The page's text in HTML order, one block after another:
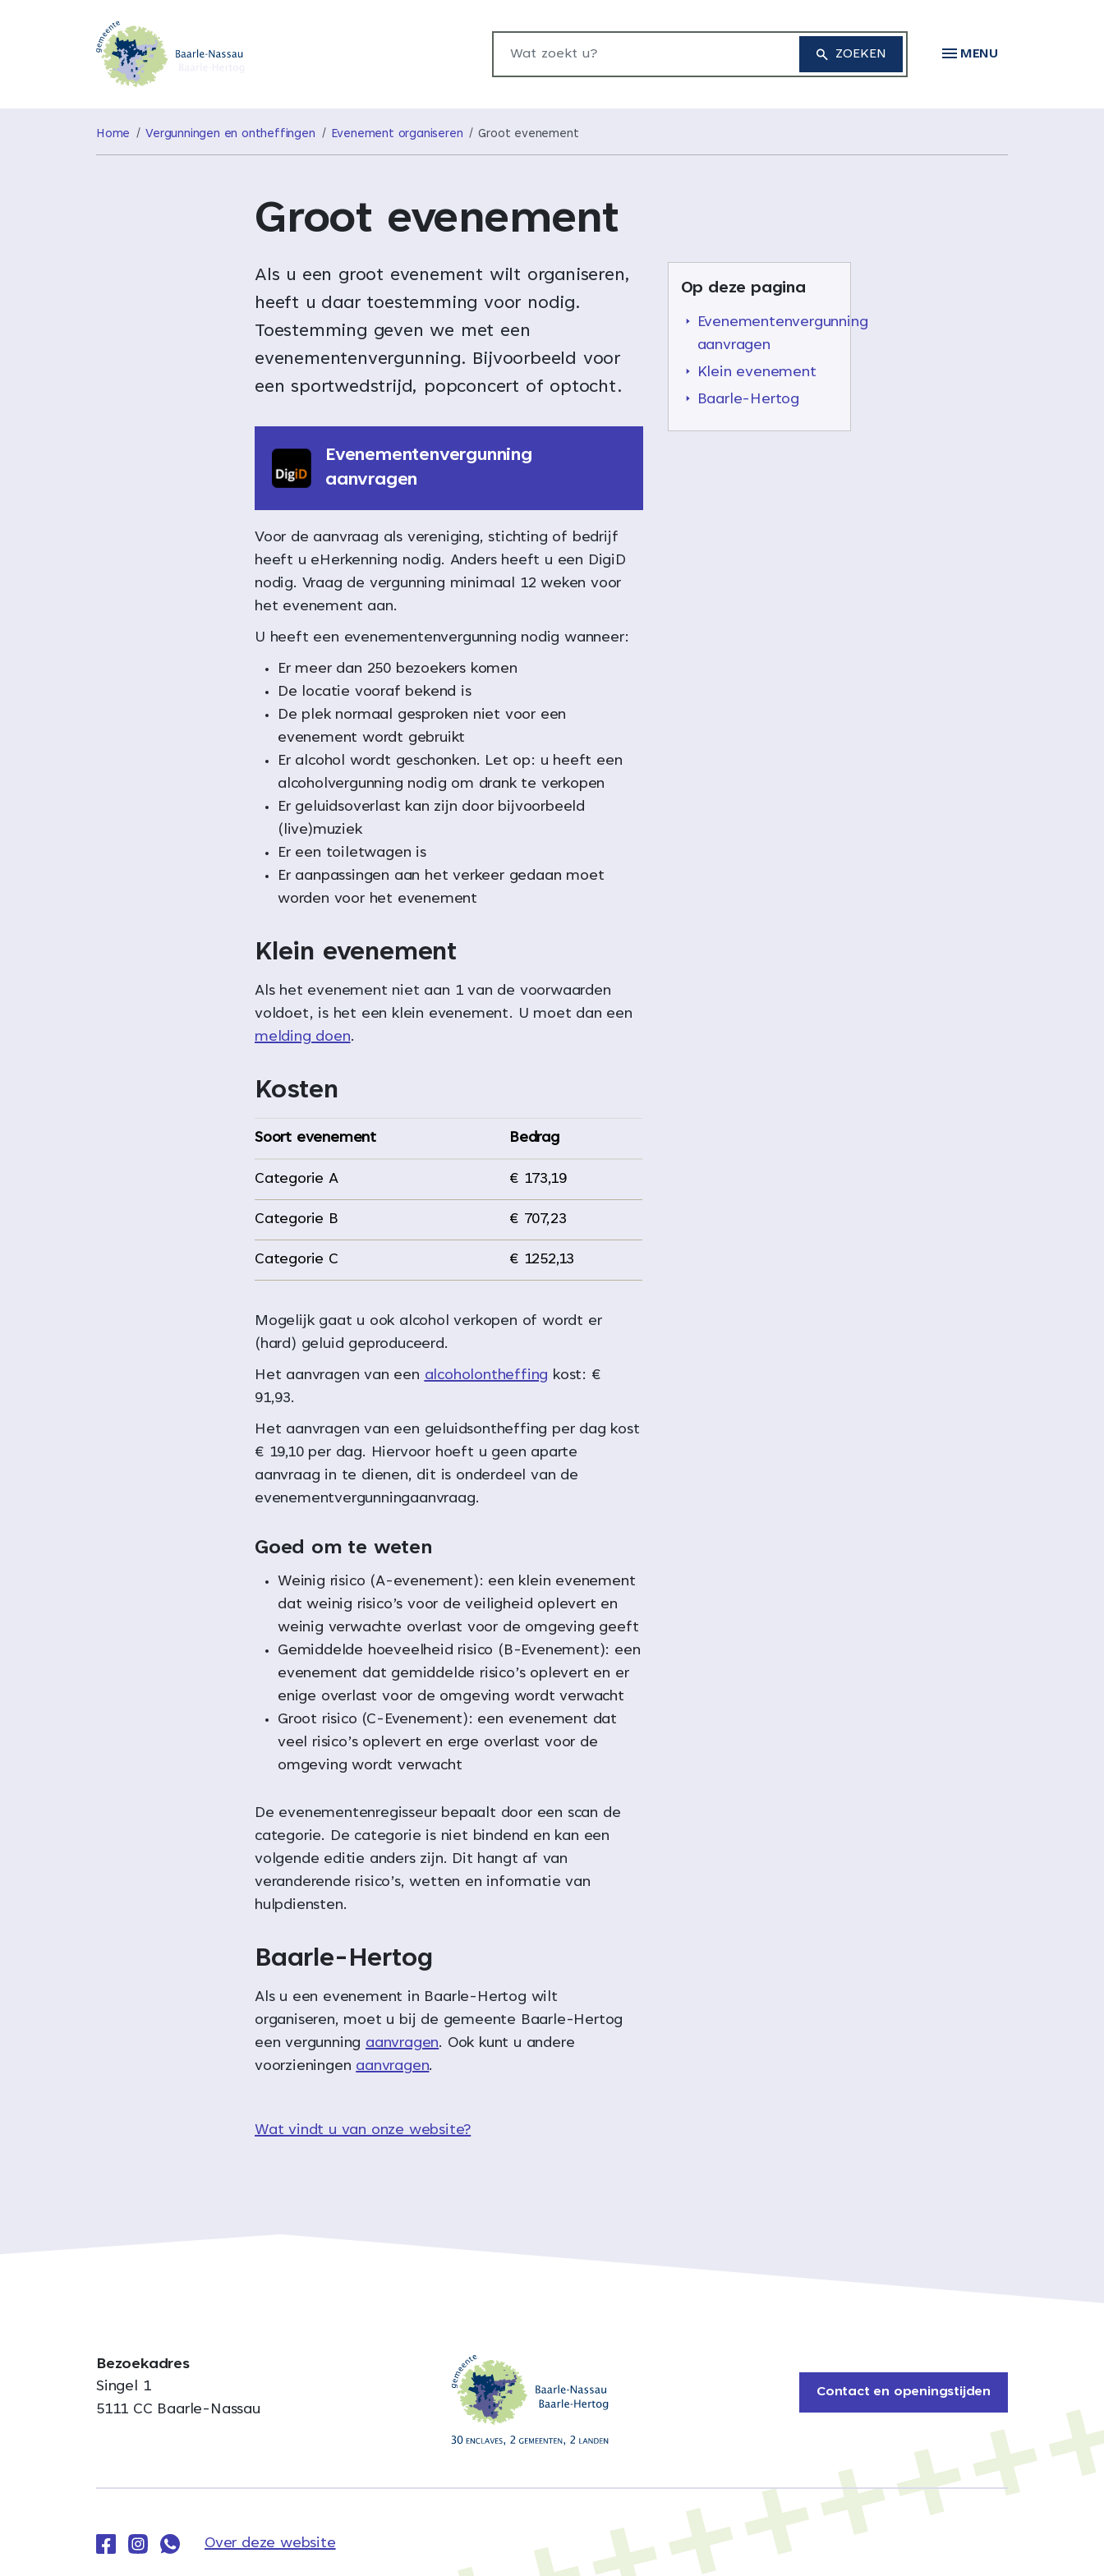
Wat zoekt u? MENU
Home Vergunningen en ontheffingen Evenement organiseren Groot evenement
Groot evenement
Als u een groot evenement wilt organiseren,
heeft u daar toestemming voor nodig.
Toestemming geven we met een
evenementenvergunning. Bijvoorbeeld voor
een sportwedstrijd, popconcert of optocht.
Evenementenvergunning
aanvragen
Voor de aanvraag als vereniging, stichting of bedrijf
heeft u eHerkenning nodig. Anders heeft u een DigiD
nodig. Vraag de vergunning minimaal 12 weken voor
het evenement aan.
U heeft een evenementenvergunning nodig wanneer:
Er meer dan 250 bezoekers komen
De locatie vooraf bekend is
De plek normaal gesproken niet voor een
evenement wordt gebruikt
Er alcohol wordt geschonken. Let op: u heeft een
alcoholvergunning nodig om drank te verkopen
Er geluidsoverlast kan zijn door bijvoorbeeld
(live)muziek
Er een toiletwagen is
Er aanpassingen aan het verkeer gedaan moet
worden voor het evenement
Klein evenement
Als het evenement niet aan 1 van de voorwaarden
voldoet, is het een klein evenement. U moet dan een
melding doen.
Kosten
Soort evenement Bedrag
Categorie A € 173,19
Categorie B € 707,23
Categorie C € 1252,13
Mogelijk gaat u ook alcohol verkopen of wordt er
(hard) geluid geproduceerd.
Het aanvragen van een alcoholontheffing kost: €
91,93.
Het aanvragen van een geluidsontheffing per dag kost
€ 19,10 per dag. Hiervoor hoeft u geen aparte
aanvraag in te dienen, dit is onderdeel van de
evenementvergunningaanvraag.
Goed om te weten
Weinig risico (A-evenement): een klein evenement
dat weinig risico’s voor de veiligheid oplevert en
weinig verwachte overlast voor de omgeving geeft
Gemiddelde hoeveelheid risico (B-Evenement): een
evenement dat gemiddelde risico’s oplevert en er
enige overlast voor de omgeving wordt verwacht
Groot risico (C-Evenement): een evenement dat
veel risico’s oplevert en erge overlast voor de
omgeving wordt verwacht
De evenementenregisseur bepaalt door een scan de
categorie. De categorie is niet bindend en kan een
volgende editie anders zijn. Dit hangt af van
veranderende risico’s, wetten en informatie van
hulpdiensten.
Baarle-Hertog
Als u een evenement in Baarle-Hertog wilt
organiseren, moet u bij de gemeente Baarle-Hertog
een vergunning aanvragen. Ook kunt u andere
voorzieningen aanvragen.
Wat vindt u van onze website?
Op deze pagina
Evenementenvergunning
aanvragen
Klein evenement
Baarle-Hertog
Bezoekadres
Singel 1
5111 CC Baarle-Nassau
Contact en openingstijden
Over deze website